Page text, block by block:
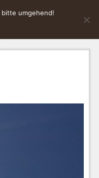
bitte umgehend!